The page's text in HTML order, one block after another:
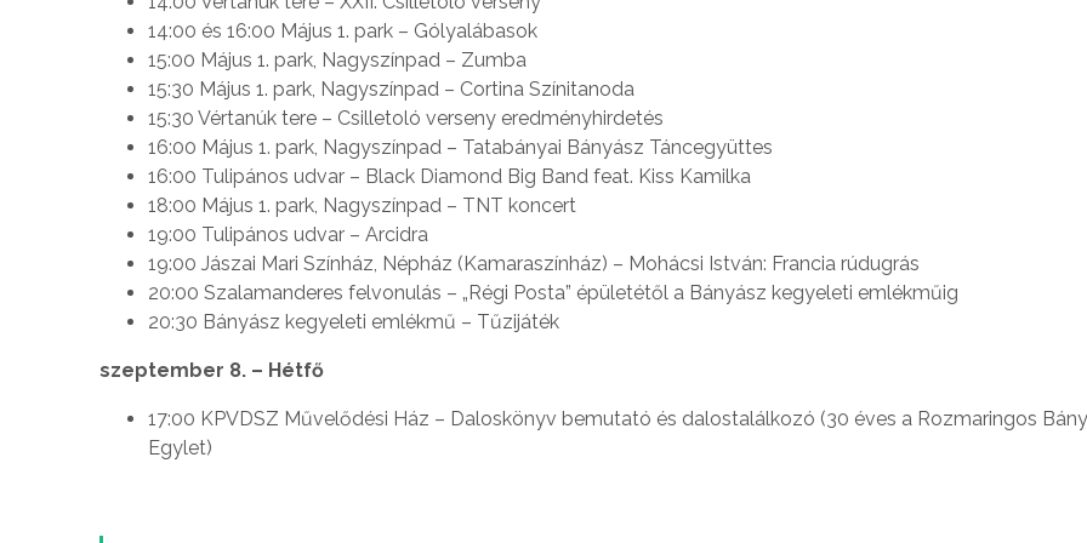
14:00 és 16:00 Május 1. park – Gólyalábasok
15:00 Május 1. park, Nagyszínpad – Zumba
15:30 Május 1. park, Nagyszínpad – Cortina Színitanoda
15:30 Vértanúk tere – Csilletoló verseny eredményhirdetés
16:00 Május 1. park, Nagyszínpad – Tatabányai Bányász Táncegyüttes
16:00 Tulipános udvar – Black Diamond Big Band feat. Kiss Kamilka
18:00 Május 1. park, Nagyszínpad – TNT koncert
19:00 Tulipános udvar – Arcidra
19:00 Jászai Mari Színház, Népház (Kamaraszínház) – Mohácsi István: Francia rúdugrás
20:00 Szalamanderes felvonulás – „Régi Posta” épületétől a Bányász kegyeleti emlékműig
20:30 Bányász kegyeleti emlékmű – Tűzijáték
szeptember 8. – Hétfő
17:00 KPVDSZ Művelődési Ház – Daloskönyv bemutató és dalostalálkozó (30 éves a Rozmaringos
Egylet)